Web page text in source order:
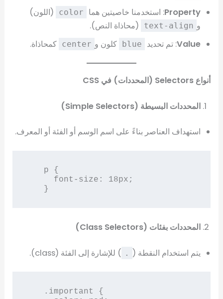
Property: استخدمنا خاصيتين هما color
(اللون)
و text-align
(محاذاة النص).
Value: تم تحديد blue كلون و center كمحاذاة.
أنواع Selectors (المحددات) في CSS
المحددات البسيطة (Simple Selectors)
استهداف العناصر بناءً على اسم الوسم أو الفئة أو المعرف.
   }
المحددات بفئات (Class Selectors)
يتم استخدام النقطة ( . ) للإشارة إلى الفئة (class).